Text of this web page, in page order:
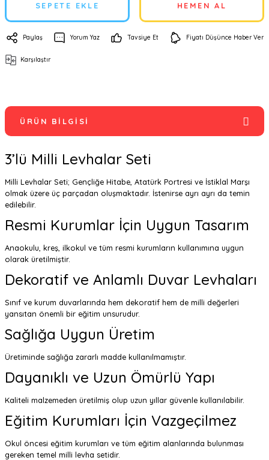
SEPETE EKLE HEMEN AL
Paylaş Yorum Yaz Tavsiye Et Fiyatı Düşünce Haber Ver
Karşılaştır
ÜRÜN BILGISI
3’lü Milli Levhalar Seti
Milli Levhalar Seti; Gençliğe Hitabe, Atatürk Portresi ve İstiklal Marşı
olmak üzere üç parçadan oluşmaktadır. İstenirse ayrı ayrı da temin
edilebilir.
Resmi Kurumlar İçin Uygun Tasarım
Anaokulu, kreş, ilkokul ve tüm resmi kurumların kullanımına uygun
olarak üretilmiştir.
Dekoratif ve Anlamlı Duvar Levhaları
Sınıf ve kurum duvarlarında hem dekoratif hem de milli değerleri
yansıtan önemli bir eğitim unsurudur.
Sağlığa Uygun Üretim
Üretiminde sağlığa zararlı madde kullanılmamıştır.
Dayanıklı ve Uzun Ömürlü Yapı
Kaliteli malzemeden üretilmiş olup uzun yıllar güvenle kullanılabilir.
Eğitim Kurumları İçin Vazgeçilmez
Okul öncesi eğitim kurumları ve tüm eğitim alanlarında bulunması
gereken temel milli levha setidir.